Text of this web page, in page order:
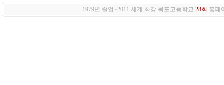
1979년 졸업~2011 세계 최강 목포고등학교 28회 홈페